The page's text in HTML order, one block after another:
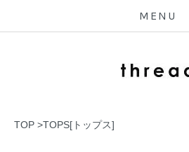
MENU
TOP >TOPS[トップス]